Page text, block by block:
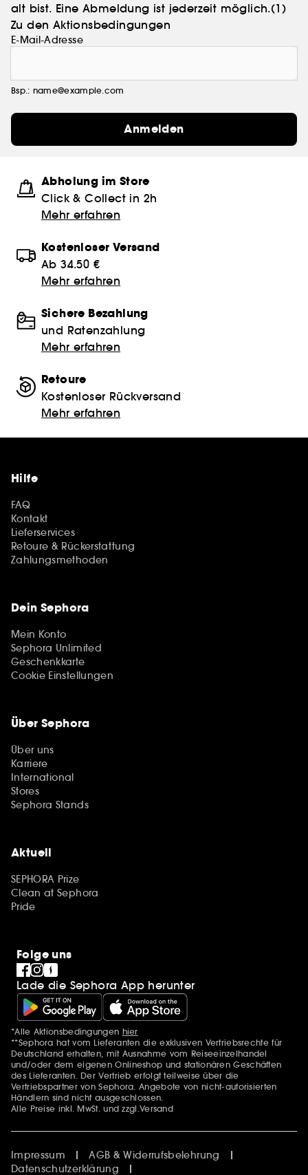
alt bist. Eine Abmeldung ist jederzeit möglich.(1)
Zu den Aktionsbedingungen
E-Mail-Adresse
Bsp.: name@example.com
Anmelden
Abholung im Store
Click & Collect in 2h
Mehr erfahren
Kostenloser Versand
Ab 34.50 €
Mehr erfahren
Sichere Bezahlung
und Ratenzahlung
Mehr erfahren
Retoure
Kostenloser Rückversand
Mehr erfahren
Hilfe
FAQ
Kontakt
Lieferservices
Retoure & Rückerstattung
Zahlungsmethoden
Dein Sephora
Mein Konto
Sephora Unlimited
Geschenkkarte
Cookie Einstellungen
Über Sephora
Über uns
Karriere
International
Stores
Sephora Stands
Aktuell
SEPHORA Prize
Clean at Sephora
Pride
Folge uns
Lade die Sephora App herunter
Zusätzlich Erwähnungen
*Alle Aktionsbedingungen hier
**Sephora hat vom Lieferanten die exklusiven Vertriebsrechte für
Deutschland erhalten, mit Ausnahme vom Reiseeinzelhandel
und/oder dem eigenen Onlineshop und stationären Geschäften
des Lieferanten. Der Vertrieb erfolgt teilweise über die
Vertriebspartner von Sephora. Angebote von nicht-autorisierten
Händlern sind nicht ausgeschlossen.
Alle Preise inkl. MwSt. und zzgl.Versand
Impressum
AGB & Widerrufsbelehrung
Datenschutzerklärung